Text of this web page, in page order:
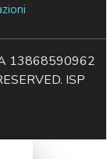
13868590962
ISP